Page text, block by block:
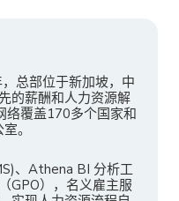
总部位于新加坡，中
的薪酬和人力资源解
络覆盖170多个国家和
。
、Athena BI 分析工
GPO），名义雇主服